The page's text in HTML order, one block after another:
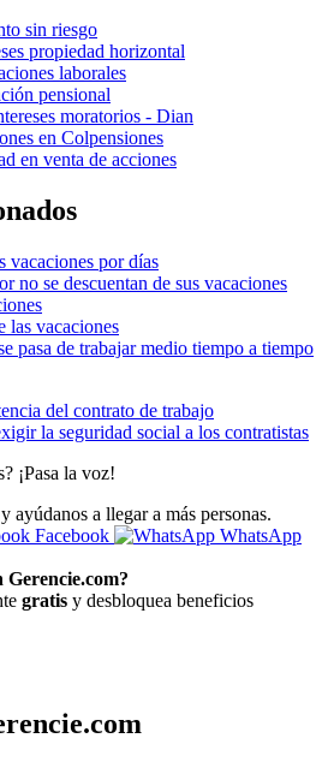
sin riesgo
propiedad horizontal
laborales
pensional
moratorios - Dian
en Colpensiones
en venta de acciones
vacaciones por días
no se descuentan de sus vacaciones
las vacaciones
pasa de trabajar medio tiempo a tiempo
del contrato de trabajo
la seguridad social a los contratistas
¡Pasa la voz!
ayúdanos a llegar a más personas.
Facebook
WhatsApp
Gerencie.com?
gratis y desbloquea beneficios